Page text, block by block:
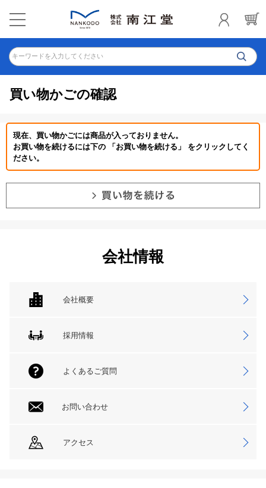
キーワードを入力してください
買い物かごの確認
現在、買い物かごには商品が入っておりません。
お買い物を続けるには下の 「お買い物を続ける」 をクリックしてく
ださい。
会社情報
会社概要
採用情報
よくあるご質問
お問い合わせ
アクセス